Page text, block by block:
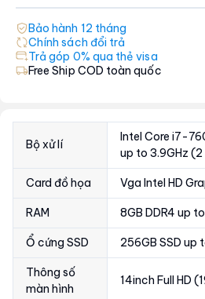
Bảo hành 12 tháng
Chính sách đổi trả
Trả góp 0% qua thẻ visa
Free Ship COD toàn quốc
Bộ xử lí
Intel Core i7-
up to 3.9GHz
Card đồ họa Vga Intel HD
RAM 8GB DDR4 up
Ổ cứng SSD 256GB SSD up
Thông số
màn hình
14inch Full HD